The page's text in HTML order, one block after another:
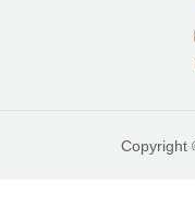
Copyright